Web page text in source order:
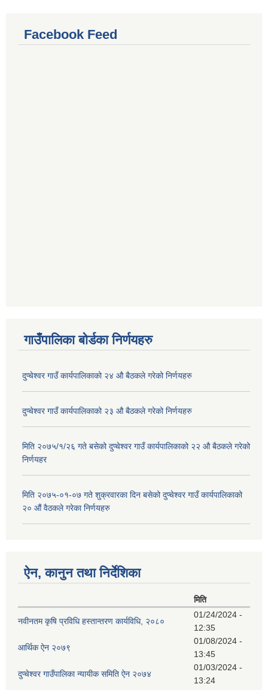
Facebook Feed
गाउँपालिका बोर्डका निर्णयहरु
दुप्चेश्वर गाउँ कार्यपालिकाको २४ औ बैठकले गरेको निर्णयहरु
दुप्चेश्वर गाउँ कार्यपालिकाको २३ औ बैठकले गरेको निर्णयहरु
मिति २०७५/१/२६ गते बसेको दुप्चेश्वर गाउँ कार्यपालिकाको २२ औ बैठकले गरेको
निर्णयहर
मिति २०७५-०१-०७ गते शुक्रवारका दिन बसेको दुप्चेश्वर गाउँ कार्यपालिकाको
२० औं वैठकले गरेका निर्णयहरु
ऐन, कानुन तथा निर्देशिका
मिति
नवीनतम कृषि प्रविधि हस्तान्तरण कार्यविधि, २०८०
01/24/2024 -
12:35
आर्थिक ऐन २०७९
01/08/2024 -
13:45
दुप्चेश्वर गाउँपालिका न्यायीक समिति ऐन २०७४
01/03/2024 -
13:24